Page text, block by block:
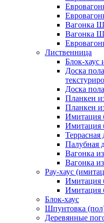
Вагонка
Вагонка
Лиственница
Блок-хаус
Доска
Доска
Планкен
Планкен
Имитация
Имитация
Террасная
Палубная
Вагонка
Вагонка
Рау-хаус
Имитация
Имитация
Блок-хаус
Шпунтовка
Деревянные